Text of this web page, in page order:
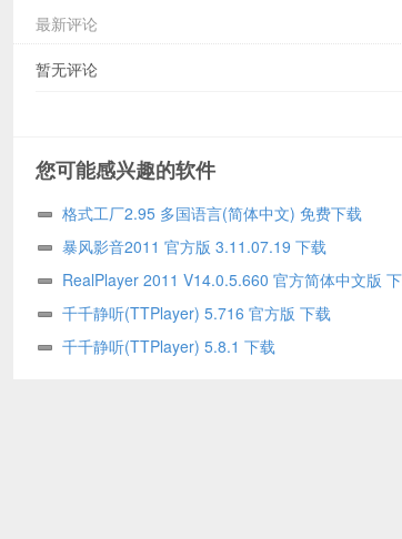
最新评论
暂无评论
您可能感兴趣的软件
格式工厂2.95 多国语言(简体中文) 免费下载
暴风影音2011 官方版 3.11.07.19 下载
RealPlayer 2011 V14.0.5.660 官方简体中文版
千千静听(TTPlayer) 5.716 官方版 下载
千千静听(TTPlayer) 5.8.1 下载